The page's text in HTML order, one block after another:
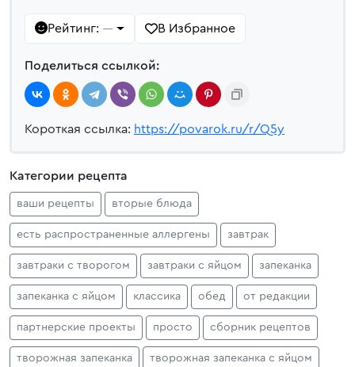
Рейтинг: — В Избранное
Поделиться ссылкой:
Короткая ссылка: https://povarok.ru/r/Q5y
Категории рецепта
ваши рецепты вторые блюда
есть распространенные аллергены завтрак
завтраки с творогом завтраки с яйцом запеканка
запеканка с яйцом классика обед от редакции
партнерские проекты просто сборник рецептов
творожная запеканка творожная запеканка с яйцом